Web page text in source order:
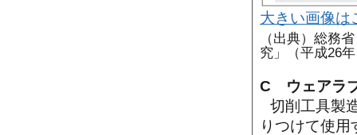
大きい画像は
（出典）総務
究」（平成26
C ウェアラ
切削工具製
りつけて使